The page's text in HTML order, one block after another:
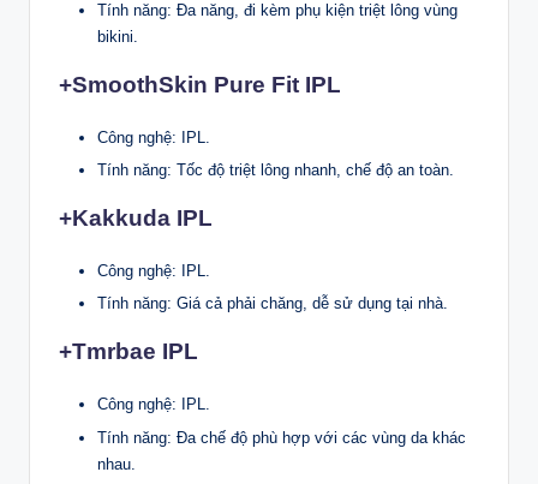
Tính năng: Đa năng, đi kèm phụ kiện triệt lông vùng
bikini.
+SmoothSkin Pure Fit IPL
Công nghệ: IPL.
Tính năng: Tốc độ triệt lông nhanh, chế độ an toàn.
+Kakkuda IPL
Công nghệ: IPL.
Tính năng: Giá cả phải chăng, dễ sử dụng tại nhà.
+Tmrbae IPL
Công nghệ: IPL.
Tính năng: Đa chế độ phù hợp với các vùng da khác
nhau.